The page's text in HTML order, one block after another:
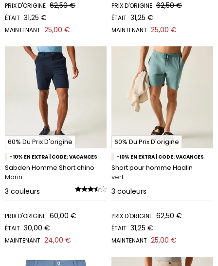
PRIX D'ORIGINE 62,50 €
ÉTAIT 31,25 €
MAINTENANT 25,00 €
PRIX D'ORIGINE 62,50 €
ÉTAIT 31,25 €
MAINTENANT 25,00 €
60% Du Prix D'origine
-10% EN EXTRA | CODE: VACANCES
Sabden Homme Short chino
Marin
3 couleurs
PRIX D'ORIGINE 60,00 €
ÉTAIT 30,00 €
MAINTENANT 24,00 €
60% Du Prix D'origine
-10% EN EXTRA | CODE: VACANCES
Short pour homme Hadlin
vert
3 couleurs
PRIX D'ORIGINE 62,50 €
ÉTAIT 31,25 €
MAINTENANT 25,00 €